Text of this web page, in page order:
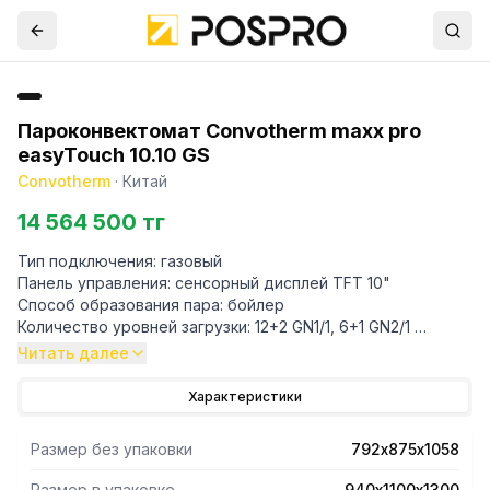
Пароконвектомат Convotherm maxx pro
easyTouch 10.10 GS
Convotherm · Китай
14 564 500 тг
Тип подключения: газовый
Панель управления: сенсорный дисплей TFT 10"
Способ образования пара: бойлер
Количество уровней загрузки: 12+2 GN1/1, 6+1 GN2/1
Интервал между уровнями: 67 мм
Количество программ приготовления: 399 до 20 шагов в
Встроенный душ
Система очистки: автоматическая ConvoClean+
Читать далее
Характеристики
Размер без упаковки 792х875х1058